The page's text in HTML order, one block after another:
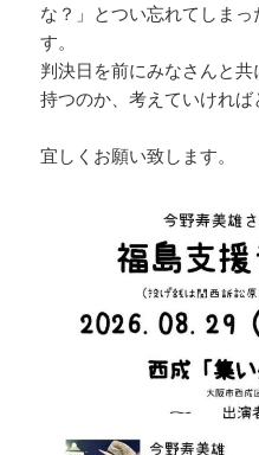
な？」とつい忘れてしま
す。
判決日を前にみなさんと
持つのか、考えていければ
宜しくお願い致します。